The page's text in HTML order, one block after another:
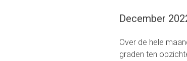
December
Over de hele
graden ten